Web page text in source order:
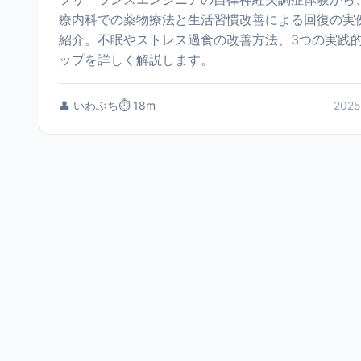
療内科での薬物療法と生活習慣改善による回復の実
紹介。不眠やストレス過食の改善方法、3つの実践
ップを詳しく解説します。
👤 いわぶち⏱️ 18m